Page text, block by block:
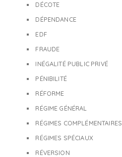
DÉCOTE
DÉPENDANCE
EDF
FRAUDE
INÉGALITÉ PUBLIC PRIVÉ
PÉNIBILITÉ
RÉFORME
RÉGIME GÉNÉRAL
RÉGIMES COMPLÉMENTAIRES
RÉGIMES SPÉCIAUX
RÉVERSION